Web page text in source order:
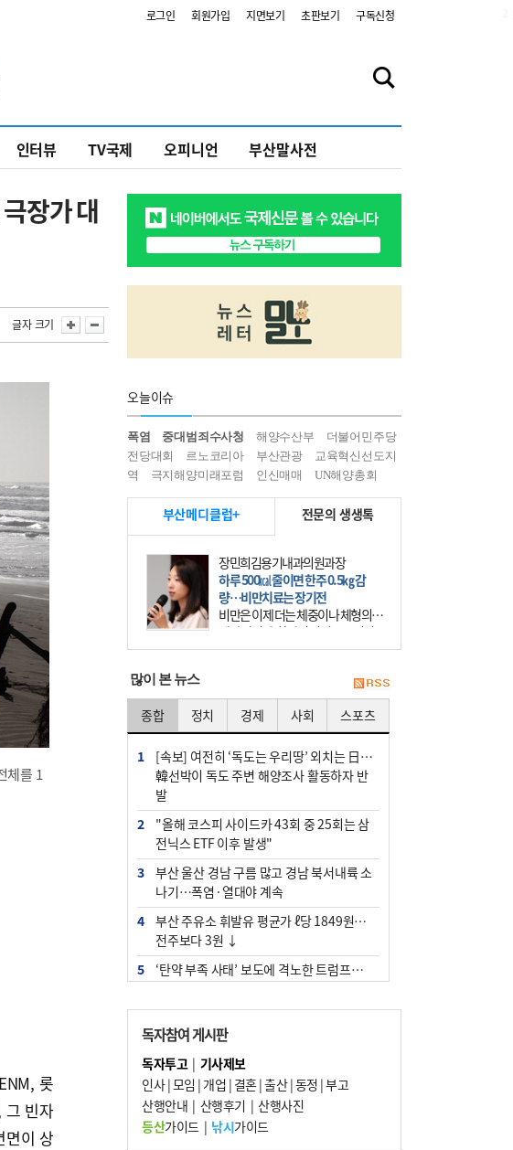
로그인 회원가입 지면보기 초판보기 구독신청
인터뷰 TV국제 오피니언 부산말사전
장가 대
글자 크기
체를 1
롯
그 빈자
면이 상
오늘이슈
폭염 중대범죄수사청 해양수산부
더불어민주당
전당대회
르노코리아 부산관광
교육혁신선도지
역
극지해양미래포럼 인신매매 UN해양총회
부산메디클럽+ 전문의 생생톡
장민희김용기내과의원과장
하루 500㎉ 줄이면 한주 0.5㎏ 감
량…비만치료는 장기전
비만은 이제 더는 체중이나 체형의 문
제가 아니다. 하나의 질병으로 인지
하고 치료와 관리를 해야 한다. 세계
많이 본 뉴스
종합 정치 경제 사회 스포츠
1
[속보] 여전히 ‘독도는 우리땅’ 외치는 日…
韓선박이 독도 주변 해양조사 활동하자 반
발
2
"올해 코스피 사이드카 43회 중 25회는 삼
전닉스 ETF 이후 발생"
3
부산 울산 경남 구름 많고 경남 북서내륙 소
나기…폭염·열대야 계속
4
부산 주유소 휘발유 평균가 ℓ당 1849원…
전주보다 3원 ↓
5
‘탄약 부족 사태’ 보도에 격노한 트럼프…
물선 적발
7
[2026 부산청소년극지체험탐험대 현장르
포] 2회 : 하늘에서 만난 얼음의 나라
8
입추 지났지만 푹푹 찐다…온열질환자 10
년 만에 3배
독자참여 게시판
독자투고| 기사제보
인사|모임 | 개업 | 결혼|출산|동정 |부고
산행안내 | 산행후기 | 산행사진
등산가이드| 낚시가이드